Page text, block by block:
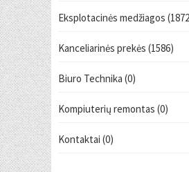
Eksplotacinės medžiagos
Kanceliarinės prekės (1586)
Biuro Technika (0)
Kompiuterių remontas (0)
Kontaktai (0)